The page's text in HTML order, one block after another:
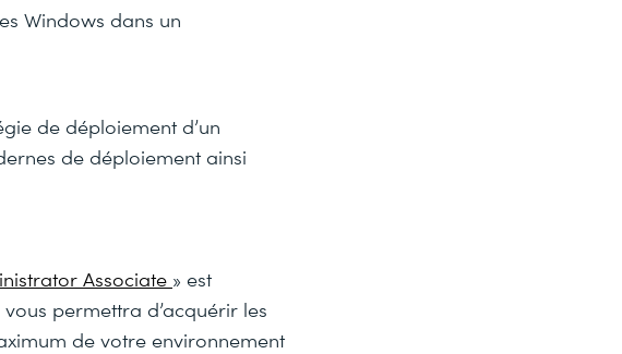
Windows dans un
de déploiement d’un
de déploiement ainsi
Associate » est
permettra d’acquérir les
de votre environnement